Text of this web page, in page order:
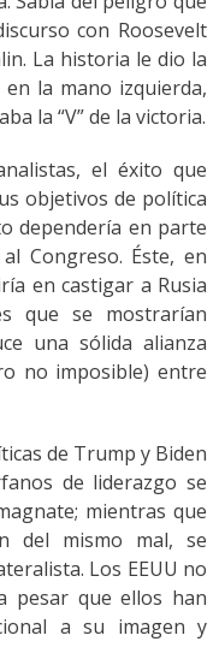
con Roosevelt
La historia le dio la
la mano izquierda,
la “V” de la victoria.
el éxito que
objetivos de política
dependería en parte
Congreso. Éste, en
en castigar a Rusia
que se mostrarían
una sólida alianza
no imposible) entre
de Trump y Biden
de liderazgo se
mientras que
del mismo mal, se
Los EEUU no
pesar que ellos han
a su imagen y